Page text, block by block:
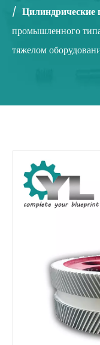
/ Цилиндрические
промышленного
тяжелом